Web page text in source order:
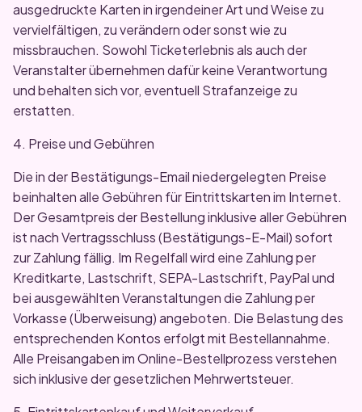
ausgedruckte Karten in irgendeiner Art und Weise zu
vervielfältigen, zu verändern oder sonst wie zu
missbrauchen. Sowohl Ticketerlebnis als auch der
Veranstalter übernehmen dafür keine Verantwortung
und behalten sich vor, eventuell Strafanzeige zu
erstatten.
4. Preise und Gebühren
Die in der Bestätigungs-Email niedergelegten Preise
beinhalten alle Gebühren für Eintrittskarten im Internet.
Der Gesamtpreis der Bestellung inklusive aller Gebühren
ist nach Vertragsschluss (Bestätigungs-E-Mail) sofort
zur Zahlung fällig. Im Regelfall wird eine Zahlung per
Kreditkarte, Lastschrift, SEPA-Lastschrift, PayPal und
bei ausgewählten Veranstaltungen die Zahlung per
Vorkasse (Überweisung) angeboten. Die Belastung des
entsprechenden Kontos erfolgt mit Bestellannahme.
Alle Preisangaben im Online-Bestellprozess verstehen
sich inklusive der gesetzlichen Mehrwertsteuer.